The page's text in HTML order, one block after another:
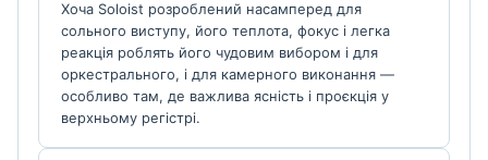
Хоча Soloist розроблений насамперед для
сольного виступу, його теплота, фокус і легка
реакція роблять його чудовим вибором і для
оркестрального, і для камерного виконання —
особливо там, де важлива ясність і проєкція у
верхньому регістрі.